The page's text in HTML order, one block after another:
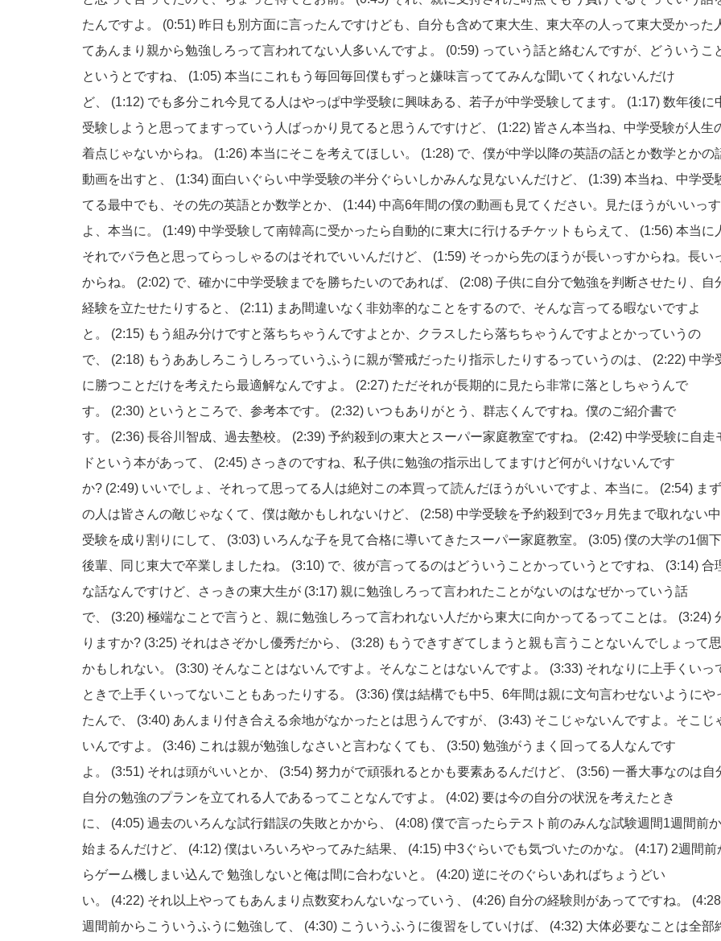
たんですよ。
(0:51) 昨日も別方面に言ったんですけども、自分も含めて東大生、東大卒の人って東大受かった
てあんまり親から勉強しろって言われてない人多いんですよ。
(0:59) っていう話と絡むんですが、どういうこ
というとですね、
(1:05) 本当にこれもう毎回毎回僕もずっと嫌味言っててみんな聞いてくれないんだけ
ど、
(1:12) でも多分これ今見てる人はやっぱ中学受験に興味ある、若子が中学受験してます。 (1:17) 数年後に
受験しようと思ってますっていう人ばっかり見てると思うんですけど、
(1:22) 皆さん本当ね、中学受験が人生
着点じゃないからね。
(1:26) 本当にそこを考えてほしい。 (1:28) で、僕が中学以降の英語の話とか数学とかの
動画を出すと、
(1:34) 面白いぐらい中学受験の半分ぐらいしかみんな見ないんだけど、 (1:39) 本当ね、中学受
てる最中でも、その先の英語とか数学とか、
(1:44) 中高6年間の僕の動画も見てください。見たほうがいいっす
よ、本当に。
(1:49) 中学受験して南韓高に受かったら自動的に東大に行けるチケットもらえて、 (1:56) 本当に
それでバラ色と思ってらっしゃるのはそれでいいんだけど、
(1:59) そっから先のほうが長いっすからね。長い
からね。
(2:02) で、確かに中学受験までを勝ちたいのであれば、 (2:08) 子供に自分で勉強を判断させたり、自
経験を立たせたりすると、
(2:11) まあ間違いなく非効率的なことをするので、そんな言ってる暇ないですよ
と。
(2:15) もう組み分けですと落ちちゃうんですよとか、クラスしたら落ちちゃうんですよとかっていうの
で、
(2:18) もうああしろこうしろっていうふうに親が警戒だったり指示したりするっていうのは、 (2:22) 中学
に勝つことだけを考えたら最適解なんですよ。
(2:27) ただそれが長期的に見たら非常に落としちゃうんで
す。
(2:30) というところで、参考本です。 (2:32) いつもありがとう、群志くんですね。僕のご紹介書で
す。
(2:36) 長谷川智成、過去塾校。 (2:39) 予約殺到の東大とスーパー家庭教室ですね。 (2:42) 中学受験に自走
ドという本があって、
(2:45) さっきのですね、私子供に勉強の指示出してますけど何がいけないんです
か? (2:49) いいでしょ、それって思ってる人は絶対この本買って読んだほうがいいですよ、本当に。 (2:54) ま
の人は皆さんの敵じゃなくて、僕は敵かもしれないけど、
(2:58) 中学受験を予約殺到で3ヶ月先まで取れない
受験を成り割りにして、
(3:03) いろんな子を見て合格に導いてきたスーパー家庭教室。 (3:05) 僕の大学の1個
後輩、同じ東大で卒業しましたね。
(3:10) で、彼が言ってるのはどういうことかっていうとですね、 (3:14) 合
な話なんですけど、さっきの東大生が (3:17) 親に勉強しろって言われたことがないのはなぜかっていう話
で、
(3:20) 極端なことで言うと、親に勉強しろって言われない人だから東大に向かってるってことは。 (3:24)
りますか? (3:25) それはさぞかし優秀だから、 (3:28) もうできすぎてしまうと親も言うことないんでしょって
かもしれない。
(3:30) そんなことはないんですよ。そんなことはないんですよ。 (3:33) それなりに上手くいっ
ときで上手くいってないこともあったりする。
(3:36) 僕は結構でも中5、6年間は親に文句言わせないようにや
たんで、
(3:40) あんまり付き合える余地がなかったとは思うんですが、 (3:43) そこじゃないんですよ。そこじ
いんですよ。
(3:46) これは親が勉強しなさいと言わなくても、 (3:50) 勉強がうまく回ってる人なんです
よ。
(3:51) それは頭がいいとか、 (3:54) 努力がで頑張れるとかも要素あるんだけど、 (3:56) 一番大事なのは自
自分の勉強のプランを立てれる人であるってことなんですよ。
(4:02) 要は今の自分の状況を考えたとき
に、
(4:05) 過去のいろんな試行錯誤の失敗とかから、 (4:08) 僕で言ったらテスト前のみんな試験週間1週間前
始まるんだけど、
(4:12) 僕はいろいろやってみた結果、 (4:15) 中3ぐらいでも気づいたのかな。 (4:17) 2週間前
らゲーム機しまい込んで 勉強しないと俺は間に合わないと。
(4:20) 逆にそのぐらいあればちょうどい
い。
(4:22) それ以上やってもあんまり点数変わんないなっていう、 (4:26) 自分の経験則があってですね。
週間前からこういうふうに勉強して、
(4:30) こういうふうに復習をしていけば、 (4:32) 大体必要なことは全部